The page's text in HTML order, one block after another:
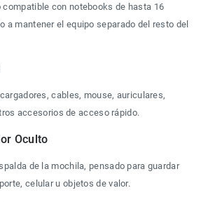
compatible con notebooks de hasta 16
a mantener el equipo separado del resto del
cables, mouse, auriculares,
accesorios de acceso rápido.
Oculto
de la mochila, pensado para guardar
celular u objetos de valor.